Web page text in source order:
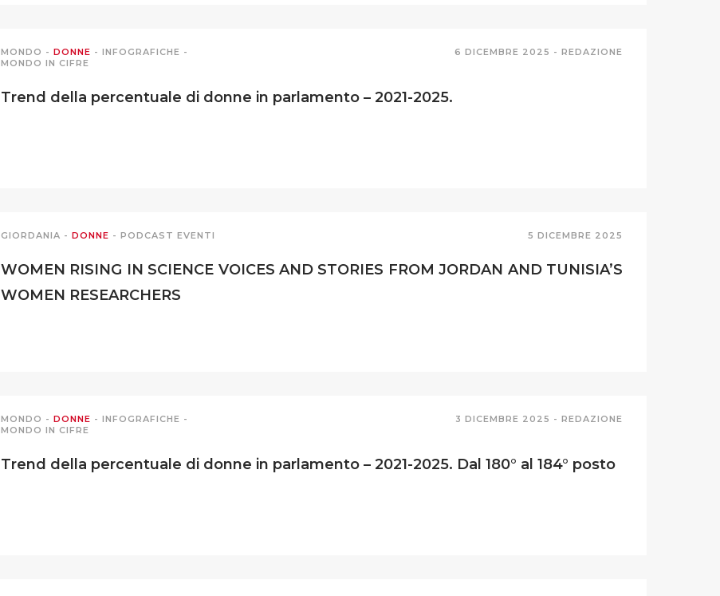
MONDO - DONNE - INFOGRAFICHE -
MONDO IN CIFRE
6 DICEMBRE 2025 - REDAZIONE
Trend della percentuale di donne in parlamento – 2021-2025.
GIORDANIA - DONNE - PODCAST EVENTI 5 DICEMBRE 2025
WOMEN RISING IN SCIENCE VOICES AND STORIES FROM JORDAN AND TUNISIA’S
WOMEN RESEARCHERS
MONDO - DONNE - INFOGRAFICHE -
MONDO IN CIFRE
3 DICEMBRE 2025 - REDAZIONE
Trend della percentuale di donne in parlamento – 2021-2025. Dal 180° al 184° posto